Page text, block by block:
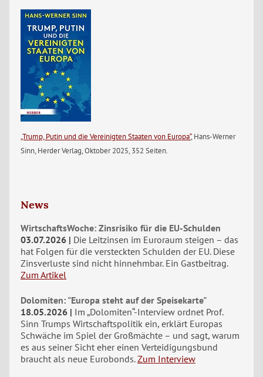
„Trump, Putin und die Vereinigten Staaten von Europa“, Hans-Werner
Sinn, Herder Verlag, Oktober 2025, 352 Seiten.
News
WirtschaftsWoche: Zinsrisiko für die EU-Schulden
03.07.2026
Die Leitzinsen im Euroraum steigen – das
hat Folgen für die versteckten Schulden der EU. Diese
Zinsverluste sind nicht hinnehmbar. Ein Gastbeitrag.
Zum Artikel
Dolomiten: "Europa steht auf der Speisekarte"
18.05.2026
Im „Dolomiten“-Interview ordnet Prof.
Sinn Trumps Wirtschaftspolitik ein, erklärt Europas
Schwäche im Spiel der Großmächte – und sagt, warum
es aus seiner Sicht eher einen Verteidigungsbund
braucht als neue Eurobonds. Zum Interview